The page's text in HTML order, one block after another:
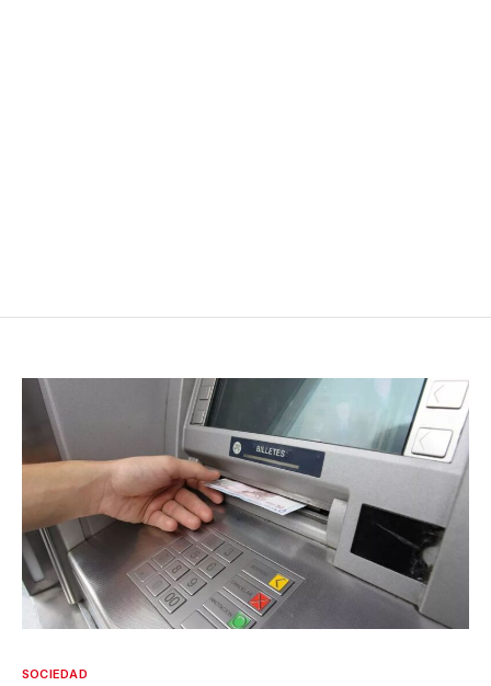
SOCIEDAD